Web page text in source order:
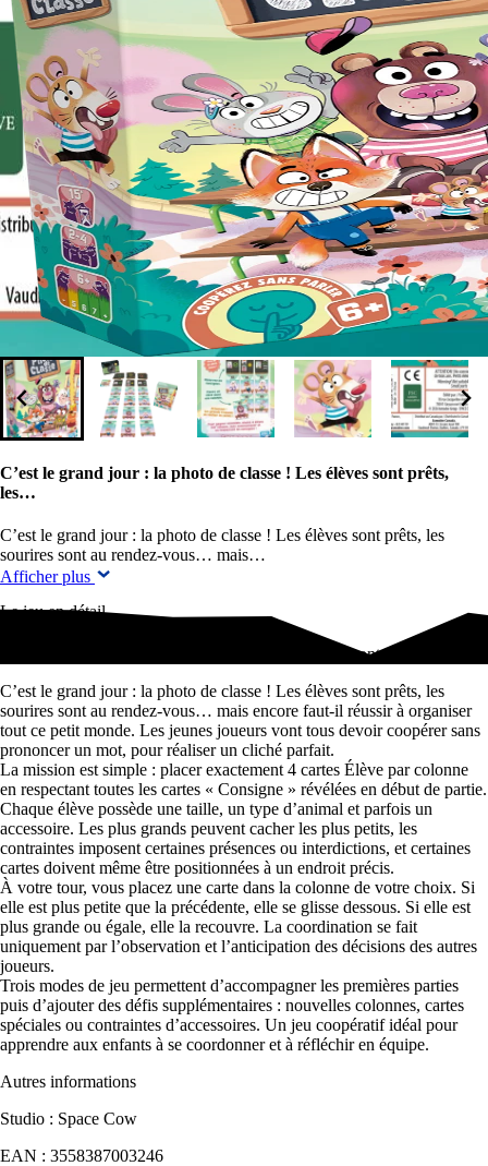
C’est le grand jour : la photo de classe ! Les élèves sont prêts,
les…
C’est le grand jour : la photo de classe ! Les élèves sont prêts, les
sourires sont au rendez-vous… mais…
Afficher plus
Le jeu en détail
C’est le grand jour : la photo de classe ! Les élèves sont prêts, les…
C’est le grand jour : la photo de classe ! Les élèves sont prêts, les
sourires sont au rendez-vous… mais encore faut-il réussir à organiser
tout ce petit monde. Les jeunes joueurs vont tous devoir coopérer sans
prononcer un mot, pour réaliser un cliché parfait.
La mission est simple : placer exactement 4 cartes Élève par colonne
en respectant toutes les cartes « Consigne » révélées en début de partie.
Chaque élève possède une taille, un type d’animal et parfois un
accessoire. Les plus grands peuvent cacher les plus petits, les
contraintes imposent certaines présences ou interdictions, et certaines
cartes doivent même être positionnées à un endroit précis.
À votre tour, vous placez une carte dans la colonne de votre choix. Si
elle est plus petite que la précédente, elle se glisse dessous. Si elle est
plus grande ou égale, elle la recouvre. La coordination se fait
uniquement par l’observation et l’anticipation des décisions des autres
joueurs.
Trois modes de jeu permettent d’accompagner les premières parties
puis d’ajouter des défis supplémentaires : nouvelles colonnes, cartes
spéciales ou contraintes d’accessoires. Un jeu coopératif idéal pour
apprendre aux enfants à se coordonner et à réfléchir en équipe.
Autres informations
Studio : Space Cow
EAN : 3558387003246